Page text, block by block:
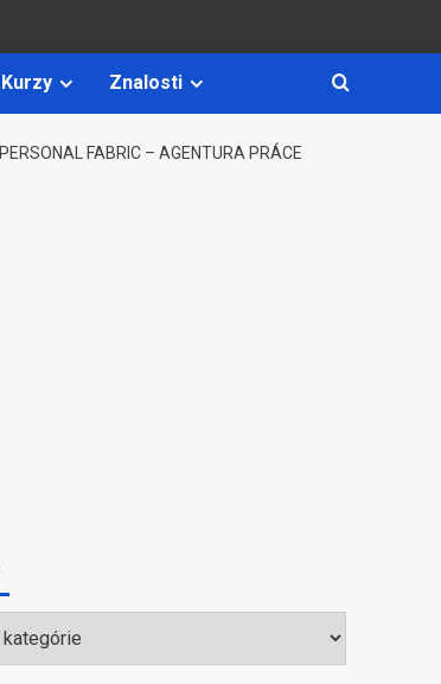
Kurzy Znalosti
PERSONAL FABRIC – AGENTURA PRÁCE